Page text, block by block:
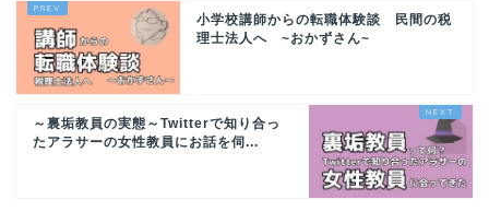
小学校講師からの転職体験談 民間の税
理士法人へ ~おかずさん~
～裏垢教員の実態～Twitterで知り合っ
たアラサーの女性教員にお話を伺...